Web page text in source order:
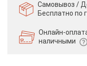
Самовывоз /
Бесплатно по
Онлайн-
наличными